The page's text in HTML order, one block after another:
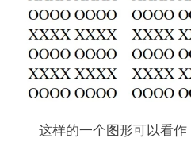
这样的一个图形可以看作